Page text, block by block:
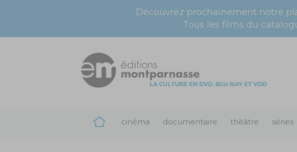
Découvrez prochainement notre
Tous les films du
cinéma documentaire théâtre séries